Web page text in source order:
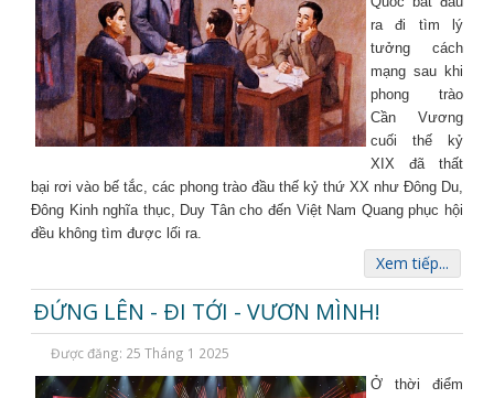
ra đi tìm lý
tưởng cách
mạng sau khi
phong trào
Cần Vương
cuối thế kỷ
XIX đã thất
bại rơi vào bế tắc, các phong trào đầu thế kỷ thứ XX như Đông Du,
Đông Kinh nghĩa thục, Duy Tân cho đến Việt Nam Quang phục hội
đều không tìm được lối ra.
Xem tiếp...
ÐỨNG LÊN - ÐI TỚI - VƯƠN MÌNH!
Được đăng: 25 Tháng 1 2025
Ở thời điểm